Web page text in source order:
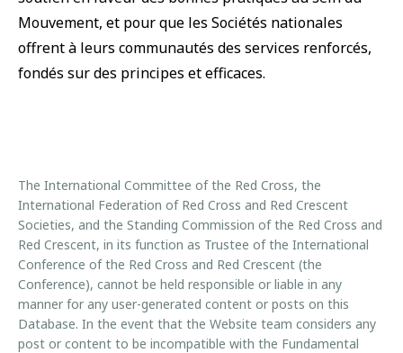
Mouvement, et pour que les Sociétés nationales
offrent à leurs communautés des services renforcés,
fondés sur des principes et efficaces.
The International Committee of the Red Cross, the
International Federation of Red Cross and Red Crescent
Societies, and the Standing Commission of the Red Cross and
Red Crescent, in its function as Trustee of the International
Conference of the Red Cross and Red Crescent (the
Conference), cannot be held responsible or liable in any
manner for any user-generated content or posts on this
Database. In the event that the Website team considers any
post or content to be incompatible with the Fundamental